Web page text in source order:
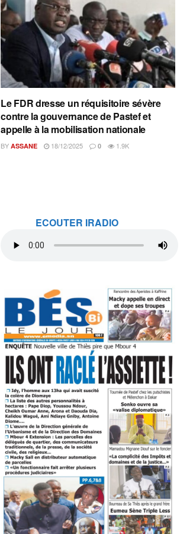
Le FDR dresse un réquisitoire sévère
contre la gouvernance de Pastef et
appelle à la mobilisation nationale
BY ASSANE 18/12/2025 0 1.9K
ECOUTER IRADIO